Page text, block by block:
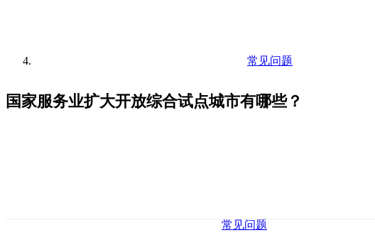
常见问题
国家服务业扩大开放综合试点城市有哪些？
常见问题